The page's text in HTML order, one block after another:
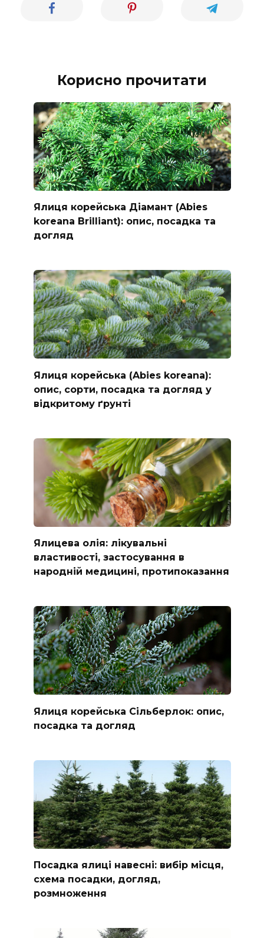
Корисно прочитати
Ялиця корейська Діамант (Abies
koreana Brilliant): опис, посадка та
догляд
Ялиця корейська (Abies koreana):
опис, сорти, посадка та догляд у
відкритому ґрунті
Ялицева олія: лікувальні
властивості, застосування в
народній медицині, протипоказання
Ялиця корейська Сільберлок: опис,
посадка та догляд
Посадка ялиці навесні: вибір місця,
схема посадки, догляд,
розмноження